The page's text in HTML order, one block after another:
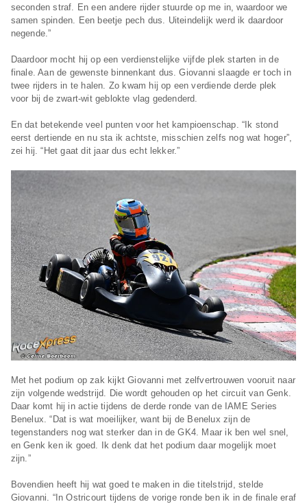
seconden straf. En een andere rijder stuurde op me in, waardoor we
samen spinden. Een beetje pech dus. Uiteindelijk werd ik daardoor
negende.”
Daardoor mocht hij op een verdienstelijke vijfde plek starten in de
finale. Aan de gewenste binnenkant dus. Giovanni slaagde er toch in
twee rijders in te halen. Zo kwam hij op een verdiende derde plek
voor bij de zwart-wit geblokte vlag gedenderd.
En dat betekende veel punten voor het kampioenschap. “Ik stond
eerst dertiende en nu sta ik achtste, misschien zelfs nog wat hoger”,
zei hij. “Het gaat dit jaar dus echt lekker.”
Met het podium op zak kijkt Giovanni met zelfvertrouwen vooruit naar
zijn volgende wedstrijd. Die wordt gehouden op het circuit van Genk.
Daar komt hij in actie tijdens de derde ronde van de IAME Series
Benelux. “Dat is wat moeilijker, want bij de Benelux zijn de
tegenstanders nog wat sterker dan in de GK4. Maar ik ben wel snel,
en Genk ken ik goed. Ik denk dat het podium daar mogelijk moet
zijn.”
Bovendien heeft hij wat goed te maken in die titelstrijd, stelde
Giovanni. “In Ostricourt tijdens de vorige ronde ben ik in de finale eraf